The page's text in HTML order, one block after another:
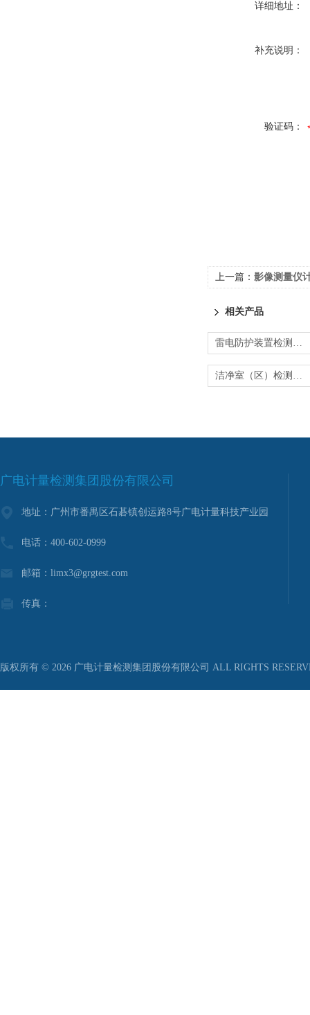
详细地址：
补充说明：
验证码：
上一篇： 影像测量仪计量
相关产品
雷电防护装置检测-防雷检测报告中心
洁净室（区）检测-环境等级评定服务
广电计量检测集团股份有限公司
地址：广州市番禺区石碁镇创运路8号广电计量科技产业园
电话：400-602-0999
邮箱：limx3@grgtest.com
传真：
版权所有 © 2026 广电计量检测集团股份有限公司 ALL RIGHTS